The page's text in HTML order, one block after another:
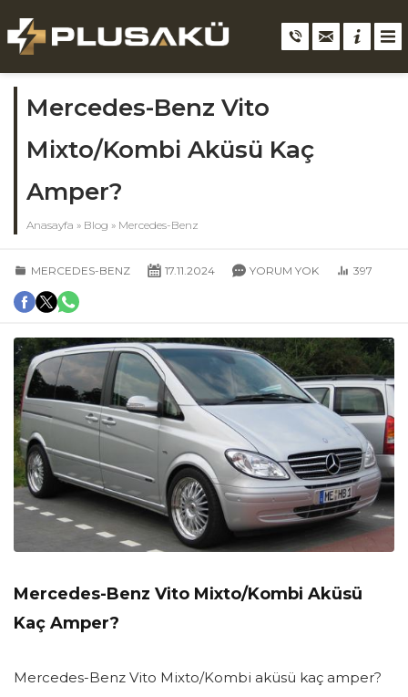
Mercedes-Benz Vito
Mixto/Kombi Aküsü Kaç
Amper?
Anasayfa » Blog » Mercedes-Benz
MERCEDES-BENZ 17.11.2024 YORUM YOK 397
Mercedes-Benz Vito Mixto/Kombi Aküsü
Kaç Amper?
Mercedes-Benz Vito Mixto/Kombi aküsü kaç amper?